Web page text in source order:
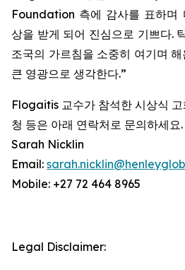
Foundation 측에 감사를 표하며
상을 받게 되어 진심으로 기쁘다.
조국의 가르침을 소중히 여기며
큰 영광으로 생각한다.”
Flogaitis 교수가 참석한 시상식
청 등은 아래 연락처로 문의하세요.
Sarah Nicklin
Email:
Mobile: +27 72 464 8965
Legal Disclaimer: